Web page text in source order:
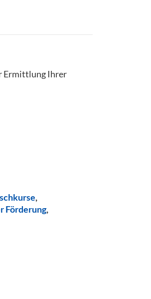
Ermittlung Ihrer
,
Förderung,